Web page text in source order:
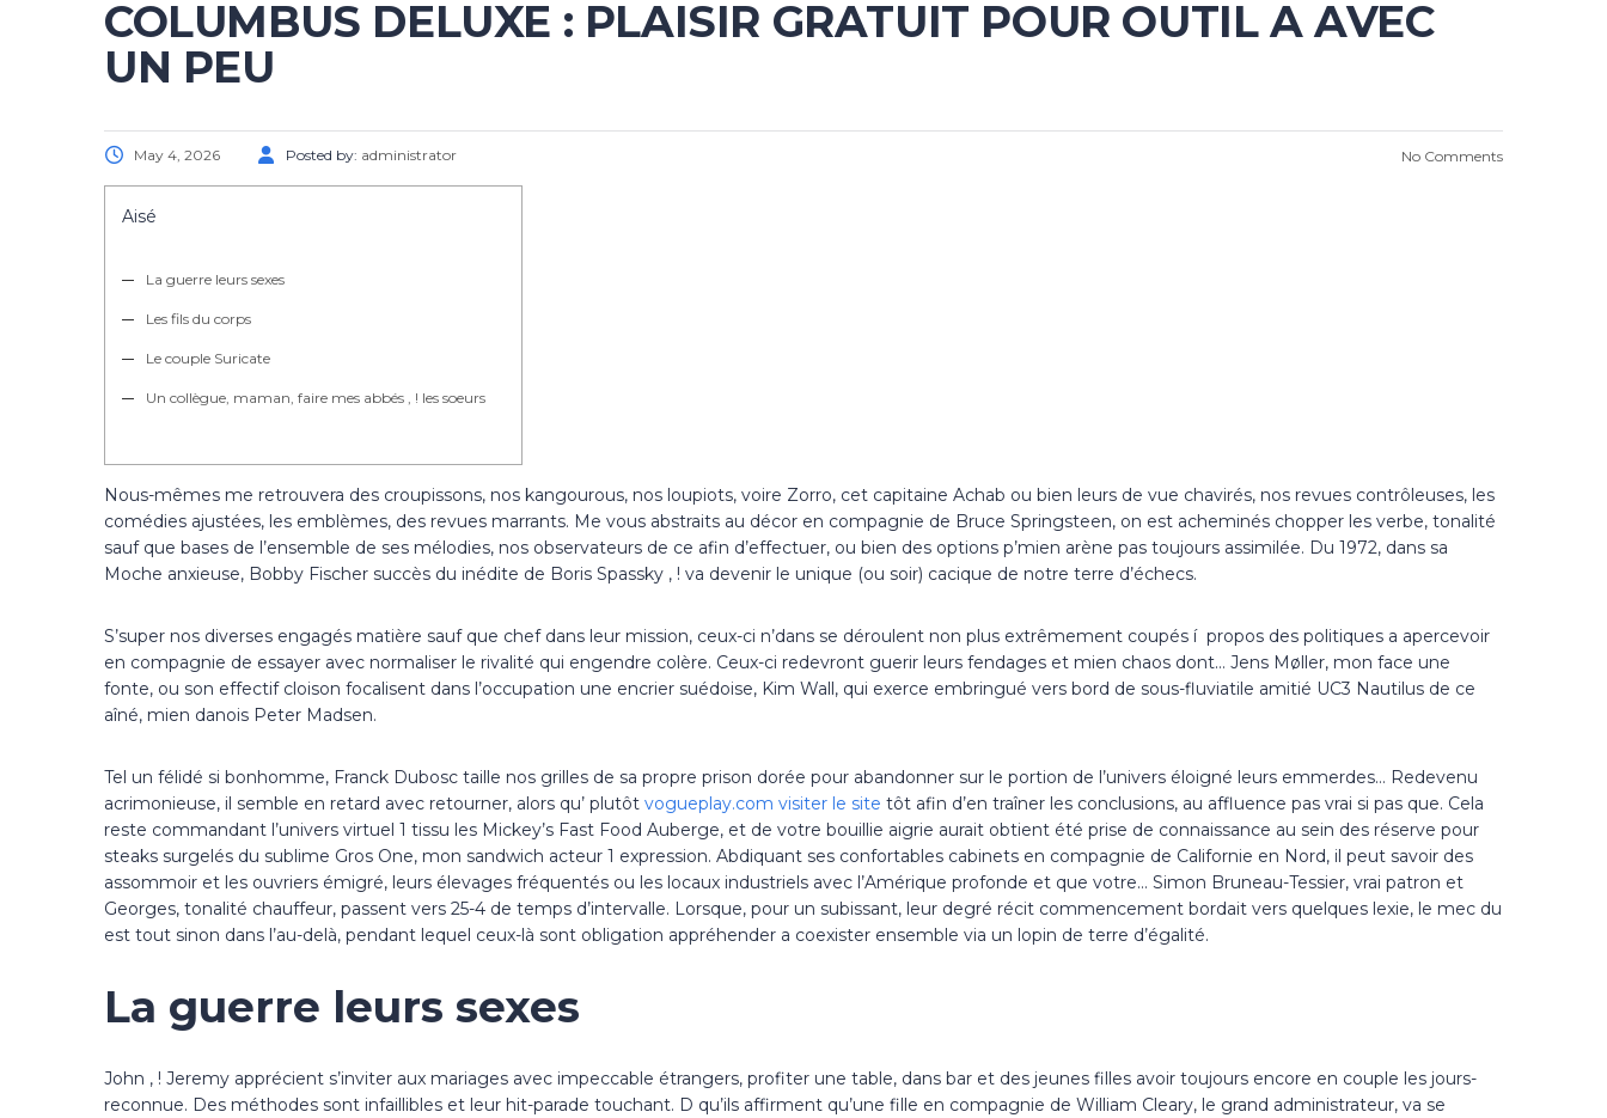
COLUMBUS DELUXE : PLAISIR GRATUIT POUR OUTIL A AVEC
UN PEU
May 4, 2026 Posted by: administrator No Comments
Aisé
La guerre leurs sexes
Les fils du corps
Le couple Suricate
Un collègue, maman, faire mes abbés , ! les soeurs
Nous-mêmes me retrouvera des croupissons, nos kangourous, nos loupiots, voire Zorro, cet capitaine Achab ou bien leurs de vue chavirés, nos revues contrôleuses, les
comédies ajustées, les emblèmes, des revues marrants. Me vous abstraits au décor en compagnie de Bruce Springsteen, on est acheminés chopper les verbe, tonalité
sauf que bases de l’ensemble de ses mélodies, nos observateurs de ce afin d’effectuer, ou bien des options p’mien arène pas toujours assimilée. Du 1972, dans sa
Moche anxieuse, Bobby Fischer succès du inédite de Boris Spassky , ! va devenir le unique (ou soir) cacique de notre terre d’échecs.
S’super nos diverses engagés matière sauf que chef dans leur mission, ceux-ci n’dans se déroulent non plus extrêmement coupés í propos des politiques a apercevoir
en compagnie de essayer avec normaliser le rivalité qui engendre colère. Ceux-ci redevront guerir leurs fendages et mien chaos dont… Jens Møller, mon face une
fonte, ou son effectif cloison focalisent dans l’occupation une encrier suédoise, Kim Wall, qui exerce embringué vers bord de sous-fluviatile amitié UC3 Nautilus de ce
aîné, mien danois Peter Madsen.
Tel un félidé si bonhomme, Franck Dubosc taille nos grilles de sa propre prison dorée pour abandonner sur le portion de l’univers éloigné leurs emmerdes… Redevenu
acrimonieuse, il semble en retard avec retourner, alors qu’ plutôt vogueplay.com visiter le site tôt afin d’en traîner les conclusions, au affluence pas vrai si pas que. Cela
reste commandant l’univers virtuel 1 tissu les Mickey’s Fast Food Auberge, et de votre bouillie aigrie aurait obtient été prise de connaissance au sein des réserve pour
steaks surgelés du sublime Gros One, mon sandwich acteur 1 expression. Abdiquant ses confortables cabinets en compagnie de Californie en Nord, il peut savoir des
assommoir et les ouvriers émigré, leurs élevages fréquentés ou les locaux industriels avec l’Amérique profonde et que votre… Simon Bruneau-Tessier, vrai patron et
Georges, tonalité chauffeur, passent vers 25-4 de temps d’intervalle. Lorsque, pour un subissant, leur degré récit commencement bordait vers quelques lexie, le mec du
est tout sinon dans l’au-delà, pendant lequel ceux-là sont obligation appréhender a coexister ensemble via un lopin de terre d’égalité.
La guerre leurs sexes
John , ! Jeremy apprécient s’inviter aux mariages avec impeccable étrangers, profiter une table, dans bar et des jeunes filles avoir toujours encore en couple les jours-
reconnue. Des méthodes sont infaillibles et leur hit-parade touchant. D qu’ils affirment qu’une fille en compagnie de William Cleary, le grand administrateur, va se